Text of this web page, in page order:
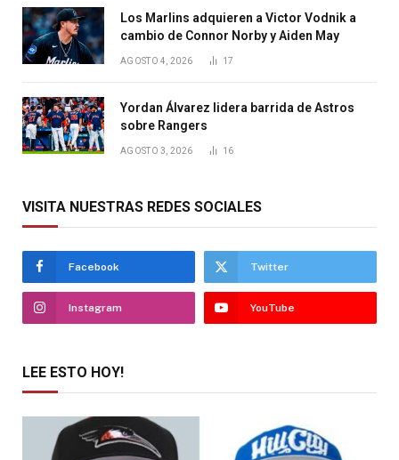
Los Marlins adquieren a Victor Vodnik a
cambio de Connor Norby y Aiden May
AGOSTO 4, 2026 17
Yordan Álvarez lidera barrida de Astros
sobre Rangers
AGOSTO 3, 2026 16
VISITA NUESTRAS REDES SOCIALES
Facebook Twitter
Instagram YouTube
LEE ESTO HOY!